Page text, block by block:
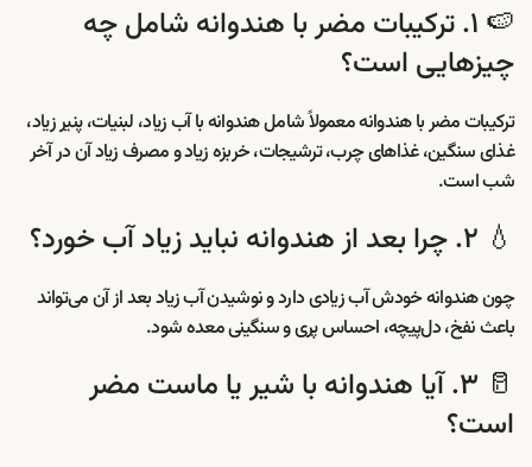
🍉 ۱. ترکیبات مضر با هندوانه شامل چه
چیزهایی است؟
ترکیبات مضر با هندوانه معمولاً شامل هندوانه با آب زیاد، لبنیات، پنیر زیاد،
غذای سنگین، غذاهای چرب، ترشیجات، خربزه زیاد و مصرف زیاد آن در آخر
شب است.
💧 ۲. چرا بعد از هندوانه نباید زیاد آب خورد؟
چون هندوانه خودش آب زیادی دارد و نوشیدن آب زیاد بعد از آن می‌تواند
باعث نفخ، دل‌پیچه، احساس پری و سنگینی معده شود.
🥛 ۳. آیا هندوانه با شیر یا ماست مضر
است؟